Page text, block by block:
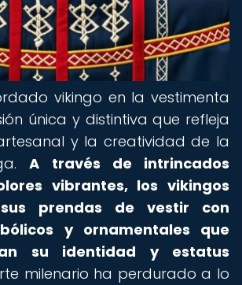
vikingo en la vestimenta
única y distintiva que refleja
y la creatividad de la
A través de intrincados
vibrantes, los vikingos
prendas de vestir con
y ornamentales que
su identidad y estatus
milenario ha perdurado a lo